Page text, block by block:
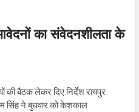
का संवेदनशीलता के
की बैठक लेकर दिए निर्देश रायपुर
सिंह ने बुधवार को केशकाल